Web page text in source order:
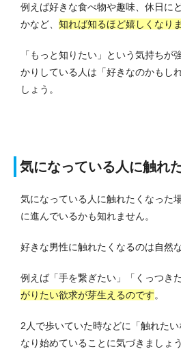
例えば好きな食べ物や趣味、休日に
かなど、 知れば知るほど嬉しくなり
「もっと知りたい」という気持ちが
かりしている人は「好きなのかもし
しょう。
気になっている人に触れ
気になっている人に触れたくなった
に進んでいるかも知れません。
好きな男性に触れたくなるのは自然
例えば「手を繋ぎたい」「くっつき
がりたい欲求が芽生えるのです。
2人で歩いていた時などに「触れた
なり始めていることに気づきましょう